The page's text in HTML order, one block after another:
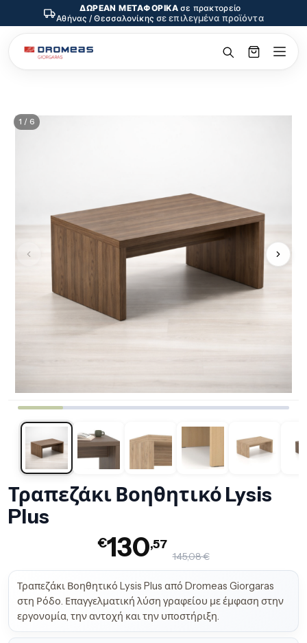
ΔΩΡΕΑΝ ΜΕΤΑΦΟΡΙΚΑ σε πρακτορείο
Αθήνας / Θεσσαλονίκης σε επιλεγμένα προϊόντα
1 / 6
Τραπεζάκι Βοηθητικό Lysis
Plus
€130,57
145,08 €
Τραπεζάκι Βοηθητικό Lysis Plus από Dromeas Giorgaras
στη Ρόδο. Επαγγελματική λύση γραφείου με έμφαση στην
εργονομία, την αντοχή και την υποστήριξη.